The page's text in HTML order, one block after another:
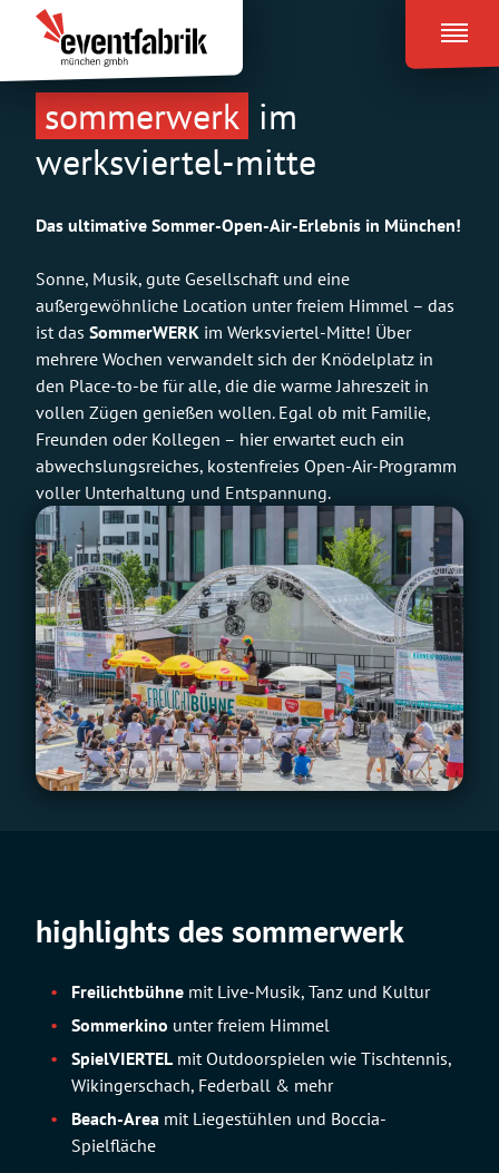
Inhalt
springen
Eventfabrik
München
sommerwerk im
werksviertel-mitte
Das ultimative Sommer-Open-Air-Erlebnis in München!
Sonne, Musik, gute Gesellschaft und eine
außergewöhnliche Location unter freiem Himmel – das
ist das SommerWERK im Werksviertel-Mitte! Über
mehrere Wochen verwandelt sich der Knödelplatz in
den Place-to-be für alle, die die warme Jahreszeit in
vollen Zügen genießen wollen. Egal ob mit Familie,
Freunden oder Kollegen – hier erwartet euch ein
abwechslungsreiches, kostenfreies Open-Air-Programm
voller Unterhaltung und Entspannung.
highlights des sommerwerk
Freilichtbühne mit Live-Musik, Tanz und Kultur
Sommerkino unter freiem Himmel
SpielVIERTEL mit Outdoorspielen wie Tischtennis,
Wikingerschach, Federball & mehr
Beach-Area mit Liegestühlen und Boccia-
Spielfläche